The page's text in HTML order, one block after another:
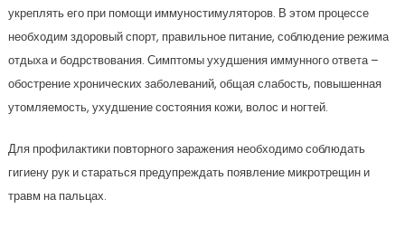
укреплять его при помощи иммуностимуляторов. В этом процессе
необходим здоровый спорт, правильное питание, соблюдение режима
отдыха и бодрствования. Симптомы ухудшения иммунного ответа –
обострение хронических заболеваний, общая слабость, повышенная
утомляемость, ухудшение состояния кожи, волос и ногтей.
Для профилактики повторного заражения необходимо соблюдать
гигиену рук и стараться предупреждать появление микротрещин и
травм на пальцах.